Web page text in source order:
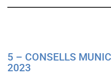
5 – CONSELLS
2023